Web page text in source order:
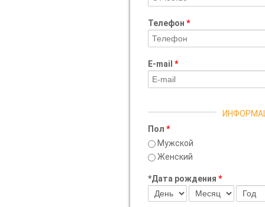
Телефон *
E-mail *
Пол *
Мужской
Женский
*Дата рождения *
День
Месяц Год